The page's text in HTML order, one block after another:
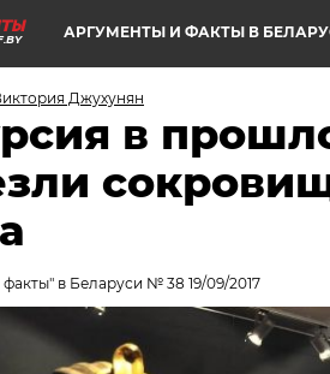
АРГУМЕНТЫ И ФАКТЫ В
Джухунян
в
в Беларуси № 38 19/09/2017